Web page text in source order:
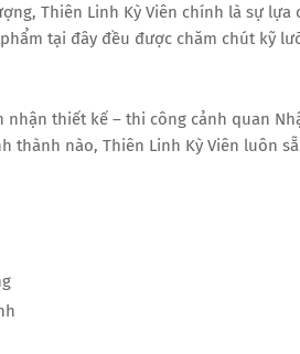
Thiên Linh Kỳ Viên chính là sự lựa
tại đây đều được chăm chút kỹ
thiết kế – thi công cảnh quan
thành nào, Thiên Linh Kỳ Viên luôn